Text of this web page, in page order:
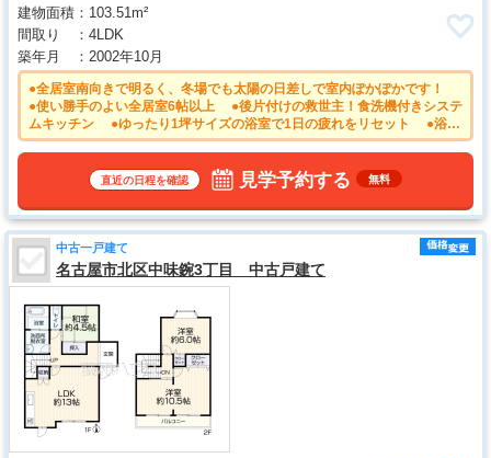
建物面積
103.51m²
間取り
4LDK
築年月
2002年10月
●全居室南向きで明るく、冬場でも太陽の日差しで室内ぽかぽかです！
●使い勝手のよい全居室6帖以上 ●後片付けの救世主！食洗機付きシステ
ムキッチン ●ゆったり1坪サイズの浴室で1日の疲れをリセット ●浴室
換気乾燥機は梅雨の時期等、なかなか乾かない洗濯物を干すのに役立ちま
直近の日程を確認 見学予約する 無料
中古一戸建て
名古屋市北区中味鋺3丁目 中古戸建て